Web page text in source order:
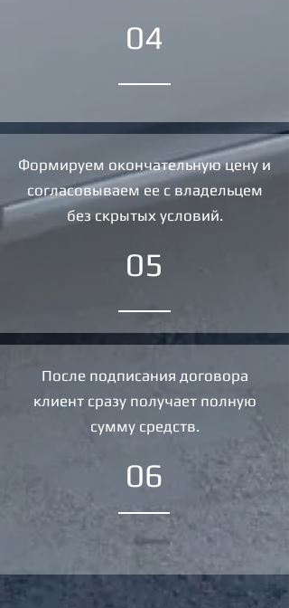
04
Формируем окончательную цену и
согласовываем ее с владельцем
без скрытых условий.
05
После подписания договора
клиент сразу получает полную
сумму средств.
06